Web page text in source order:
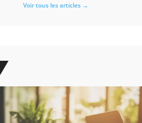
Voir tous les articles →